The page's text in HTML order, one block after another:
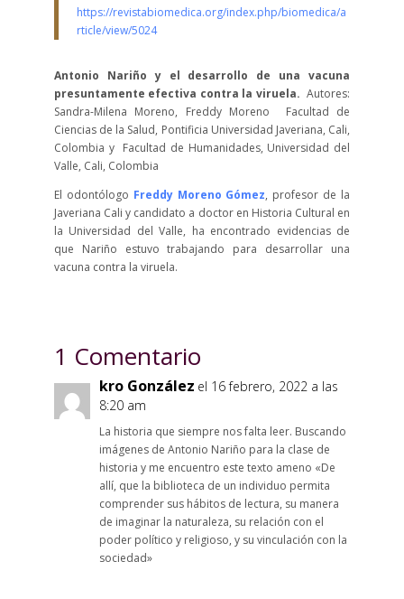
https://revistabiomedica.org/index.php/biomedica/a
rticle/view/5024
Antonio Nariño y el desarrollo de una vacuna
presuntamente efectiva contra la viruela. Autores:
Sandra-Milena Moreno, Freddy Moreno Facultad de
Ciencias de la Salud, Pontificia Universidad Javeriana, Cali,
Colombia y Facultad de Humanidades, Universidad del
Valle, Cali, Colombia
El odontólogo Freddy Moreno Gómez, profesor de la
Javeriana Cali y candidato a doctor en Historia Cultural en
la Universidad del Valle, ha encontrado evidencias de
que Nariño estuvo trabajando para desarrollar una
vacuna contra la viruela.
1 Comentario
kro González el 16 febrero, 2022 a las
8:20 am
La historia que siempre nos falta leer. Buscando
imágenes de Antonio Nariño para la clase de
historia y me encuentro este texto ameno «De
allí, que la biblioteca de un individuo permita
comprender sus hábitos de lectura, su manera
de imaginar la naturaleza, su relación con el
poder político y religioso, y su vinculación con la
sociedad»